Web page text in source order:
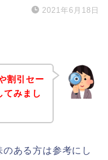
2021年6月18日
割引セー
てみまし
ある方は参考にし